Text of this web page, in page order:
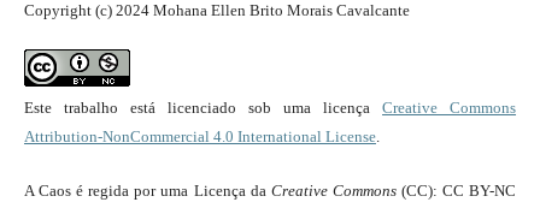
Copyright (c) 2024 Mohana Ellen Brito Morais Cavalcante
Este trabalho está licenciado sob uma licençaCreative Commons
Attribution-NonCommercial 4.0 International License.
A Caos é regida por uma Licença da Creative Commons(CC): CC BY-NC